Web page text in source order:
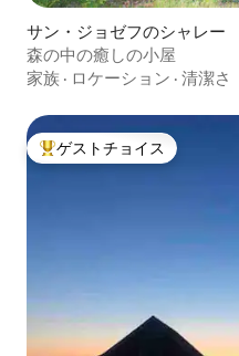
サン・ジョゼフのシャレー
森の中の癒しの小屋
家族 · ロケーション · 清潔さ
大好評のゲストチョイスです
ゲストチョイス